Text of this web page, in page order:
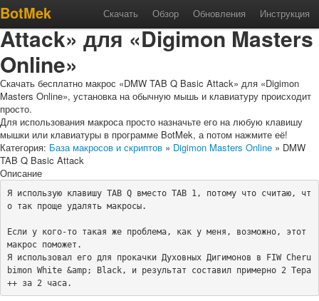
BotMek Скачать Обзор Обновления Инструкция
Макрос «DMW TAB Q Basic
Attack» для «Digimon Masters
Online»
Скачать бесплатно макрос «DMW TAB Q Basic Attack» для «Digimon
Masters Online», установка на обычную мышь и клавиатуру происходит
просто.
Для использования макроса просто назначьте его на любую клавишу
мышки или клавиатуры в программе BotMek, а потом нажмите её!
Категория: База макросов и скриптов » Digimon Masters Online » DMW
TAB Q Basic Attack
Описание
Я использую клавишу TAB Q вместо TAB 1, потому что считаю, чт
о так проще удалять макросы.
Если у кого-то такая же проблема, как у меня, возможно, этот
макрос поможет.
Я использовал его для прокачки Духовных Дигимонов в FIW Cheru
bimon White &amp; Black, и результат составил примерно 2 Тера
++ за 2 часа.